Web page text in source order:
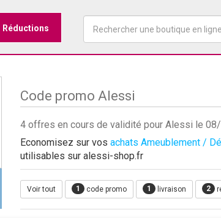
Réductions
Code promo Alessi
4 offres en cours de validité pour Alessi le
Economisez sur vos achats Ameublement /
utilisables sur alessi-shop.fr
Voir tout 1 code promo 1 livraison 2